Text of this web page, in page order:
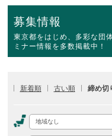
募集情報
東京都をはじめ、多彩な団
ミナー情報を多数掲載中！
新着順 古い順 締め切
地域なし